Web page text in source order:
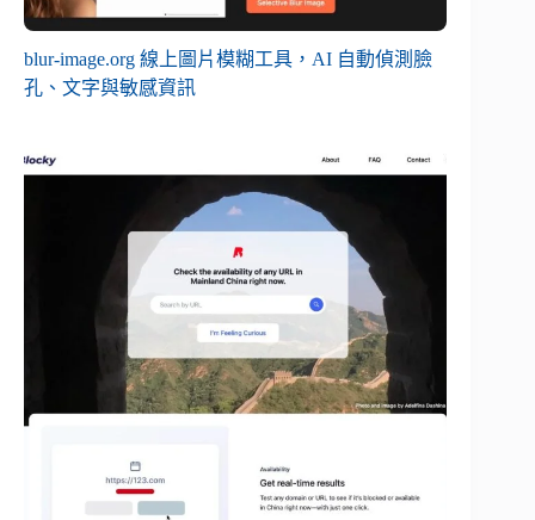
blur-image.org 線上圖片模糊工具，AI 自動偵測臉
孔、文字與敏感資訊